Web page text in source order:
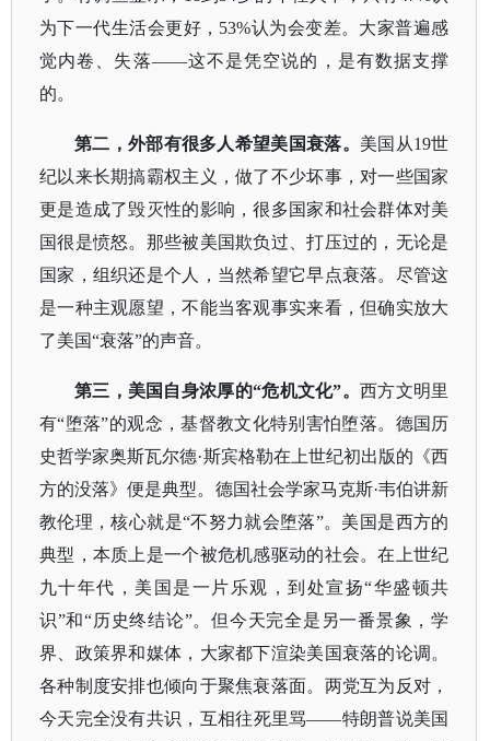
为下一代生活会更好，53%认为会变差。大家普遍感
觉内卷、失落——这不是凭空说的，是有数据支撑
的。
第二，外部有很多人希望美国衰落。 美国从19世
纪以来长期搞霸权主义，做了不少坏事，对一些国家
更是造成了毁灭性的影响，很多国家和社会群体对美
国很是愤怒。那些被美国欺负过、打压过的，无论是
国家，组织还是个人，当然希望它早点衰落。尽管这
是一种主观愿望，不能当客观事实来看，但确实放大
了美国“衰落”的声音。
第三，美国自身浓厚的“危机文化”。西方文明里
有“堕落”的观念，基督教文化特别害怕堕落。德国历
史哲学家奥斯瓦尔德·斯宾格勒在上世纪初出版的 《西
方的没落》便是典型。德国社会学家马克斯·韦伯讲新
教伦理，核心就是“不努力就会堕落”。美国是西方的
典型，本质上是一个被危机感驱动的社会。在上世纪
九十年代，美国是一片乐观，到处宣扬“华盛顿共
识”和“历史终结论”。但今天完全是另一番景象，学
界、政策界和媒体，大家都下渲染美国衰落的论调。
各种制度安排也倾向于聚焦衰落面。两党互为反对，
今天完全没有共识，互相往死里骂——特朗普说美国